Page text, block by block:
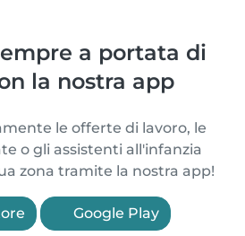
a portata di
la nostra app
le offerte di lavoro, le
o gli assistenti all'infanzia
zona tramite la nostra app!
Google Play